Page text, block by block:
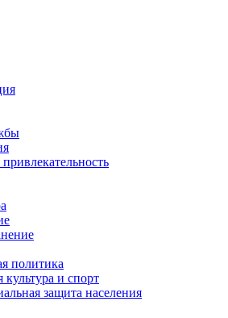
политика
культура и спорт
защита населения